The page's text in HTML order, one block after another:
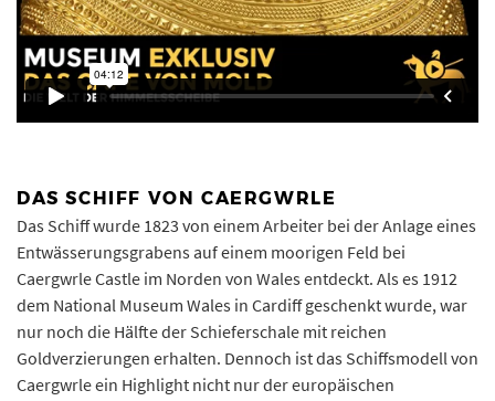
DAS SCHIFF VON CAERGWRLE
Das Schiff wurde 1823 von einem Arbeiter bei der Anlage eines
Entwässerungsgrabens auf einem moorigen Feld bei
Caergwrle Castle im Norden von Wales entdeckt. Als es 1912
dem National Museum Wales in Cardiff geschenkt wurde, war
nur noch die Hälfte der Schieferschale mit reichen
Goldverzierungen erhalten. Dennoch ist das Schiffsmodell von
Caergwrle ein Highlight nicht nur der europäischen